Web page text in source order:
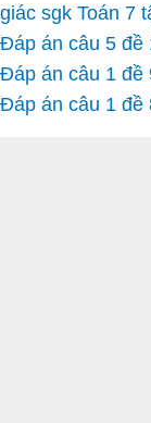
giác sgk Toán 7
Đáp án câu 5 đề
Đáp án câu 1 đề
Đáp án câu 1 đề